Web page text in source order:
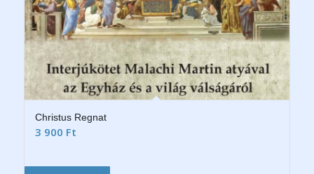
Christus Regnat
3 900 Ft